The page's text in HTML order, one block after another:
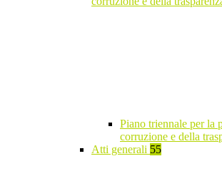
Piano triennale per la
corruzione e della
Atti generali 55